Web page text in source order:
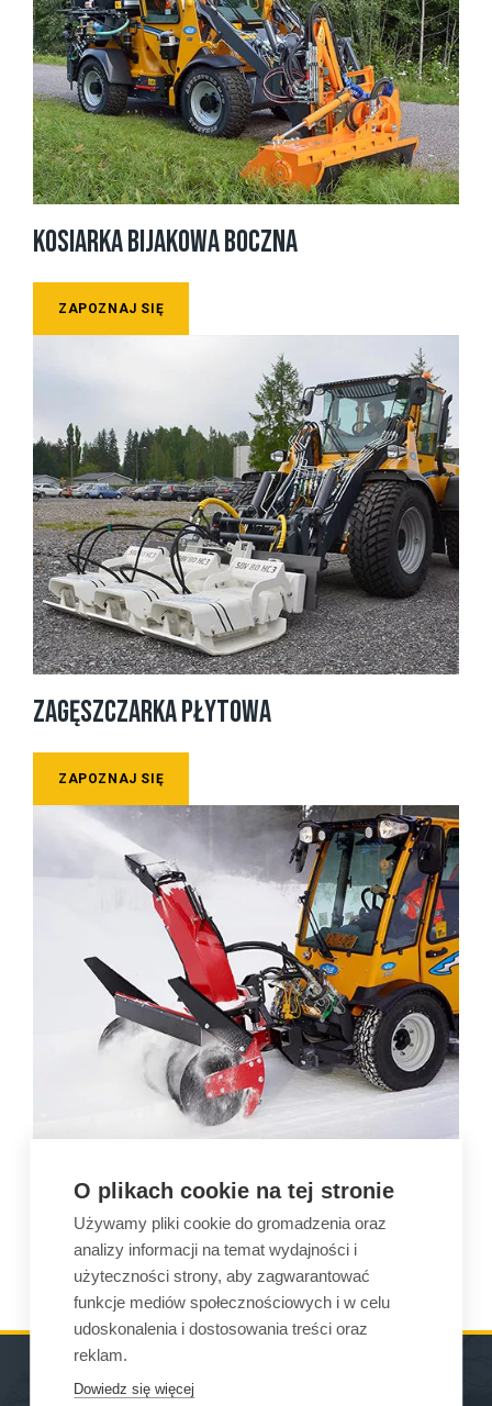
KOSIARKA BIJAKOWA BOCZNA
ZAPOZNAJ SIĘ
ZAGĘSZCZARKA PŁYTOWA
ZAPOZNAJ SIĘ
ODŚNIEŻARKA WIRNIKOWA
ZAPOZNAJ SIĘ
MASZYNY
O plikach cookie na tej stronie
Używamy pliki cookie do gromadzenia oraz
analizy informacji na temat wydajności i
użyteczności strony, aby zagwarantować
funkcje mediów społecznościowych i w celu
udoskonalenia i dostosowania treści oraz
reklam.
Dowiedz się więcej